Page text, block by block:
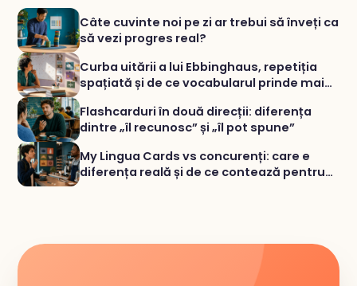
Câte cuvinte noi pe zi ar trebui să înveți ca
să vezi progres real?
Curba uitării a lui Ebbinghaus, repetiția
spațiată și de ce vocabularul prinde mai
Flashcarduri în două direcții: diferența
dintre „îl recunosc” și „îl pot spune”
My Lingua Cards vs concurenți: care e
diferența reală și de ce contează pentru